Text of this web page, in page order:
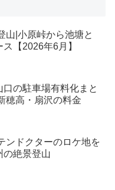
山|小原峠から池塘と
【2026年6月】
の駐車場有料化まと
穂高・扇沢の料金
ンドクターのロケ地を
の絶景登山